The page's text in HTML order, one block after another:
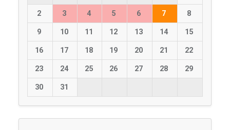
2 3 4 5 6 7 8
9 10 11 12 13 14 15
16 17 18 19 20 21 22
23 24 25 26 27 28 29
30 31